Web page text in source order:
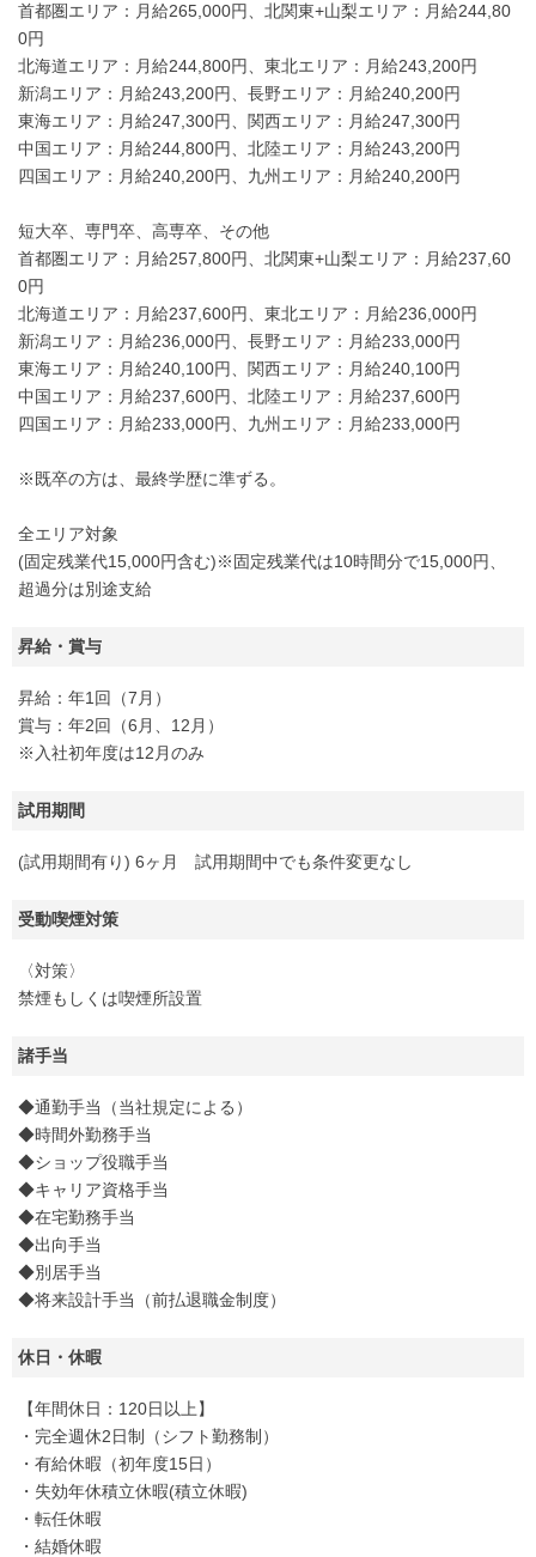
首都圏エリア：月給265,000円、北関東+山梨エリア：月給244,80
0円
北海道エリア：月給244,800円、東北エリア：月給243,200円
新潟エリア：月給243,200円、長野エリア：月給240,200円
東海エリア：月給247,300円、関西エリア：月給247,300円
中国エリア：月給244,800円、北陸エリア：月給243,200円
四国エリア：月給240,200円、九州エリア：月給240,200円
短大卒、専門卒、高専卒、その他
首都圏エリア：月給257,800円、北関東+山梨エリア：月給237,60
0円
北海道エリア：月給237,600円、東北エリア：月給236,000円
新潟エリア：月給236,000円、長野エリア：月給233,000円
東海エリア：月給240,100円、関西エリア：月給240,100円
中国エリア：月給237,600円、北陸エリア：月給237,600円
四国エリア：月給233,000円、九州エリア：月給233,000円
※既卒の方は、最終学歴に準ずる。
全エリア対象
(固定残業代15,000円含む)※固定残業代は10時間分で15,000円、
超過分は別途支給
昇給・賞与
昇給：年1回（7月）
賞与：年2回（6月、12月）
※入社初年度は12月のみ
試用期間
(試用期間有り) 6ヶ月 試用期間中でも条件変更なし
受動喫煙対策
〈対策〉
禁煙もしくは喫煙所設置
諸手当
◆通勤手当（当社規定による）
◆時間外勤務手当
◆ショップ役職手当
◆キャリア資格手当
◆在宅勤務手当
◆出向手当
◆別居手当
◆将来設計手当（前払退職金制度）
休日・休暇
【年間休日：120日以上】
・完全週休2日制（シフト勤務制）
・有給休暇（初年度15日）
・失効年休積立休暇(積立休暇)
・転任休暇
・結婚休暇